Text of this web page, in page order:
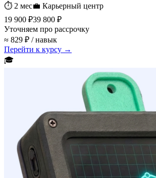
⏱ 2 мес💼 Карьерный центр
19 900 ₽39 800 ₽
Уточняем про рассрочку
≈ 829 ₽ / навык
Перейти к курсу →
🎓